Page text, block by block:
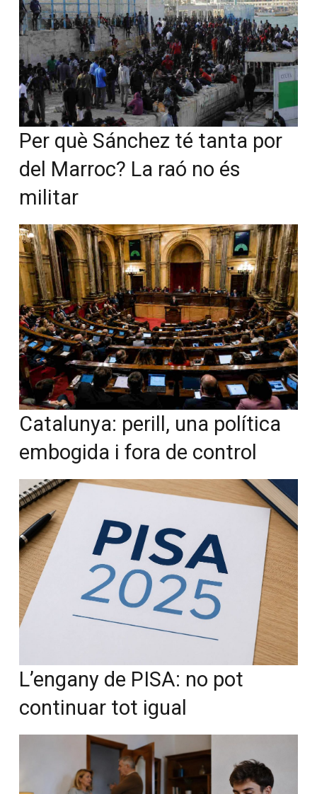
Per què Sánchez té tanta por
del Marroc? La raó no és
militar
Catalunya: perill, una política
embogida i fora de control
L’engany de PISA: no pot
continuar tot igual